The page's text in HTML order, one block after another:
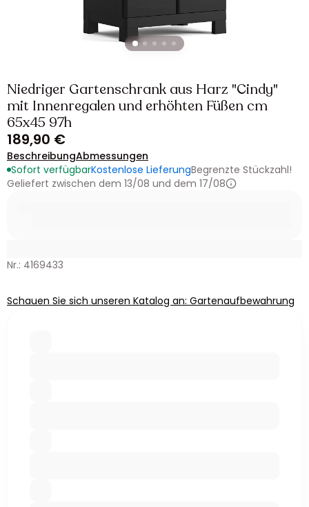
Niedriger Gartenschrank aus Harz "Cindy"
mit Innenregalen und erhöhten Füßen cm
65x45 97h
189,90 €
BeschreibungAbmessungen
Sofort verfügbarKostenlose LieferungBegrenzte Stückzahl!
Geliefert zwischen dem 13/08 und dem 17/08
Nr.: 4169433
Schauen Sie sich unseren Katalog an: Gartenaufbewahrung